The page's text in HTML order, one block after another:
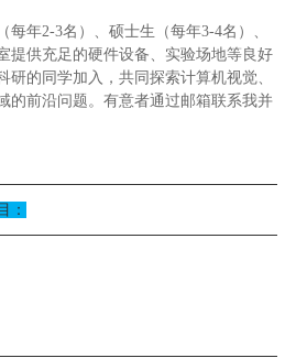
每年2-3名）、硕士生（每年3-4名）、
提供充足的硬件设备、实验场地等良好
研的同学加入，共同探索计算机视觉、
的前沿问题。有意者通过邮箱联系我并
：